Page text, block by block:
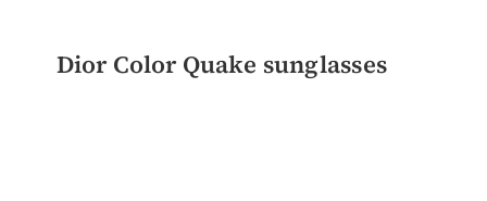
Dior Color Quake sunglasses